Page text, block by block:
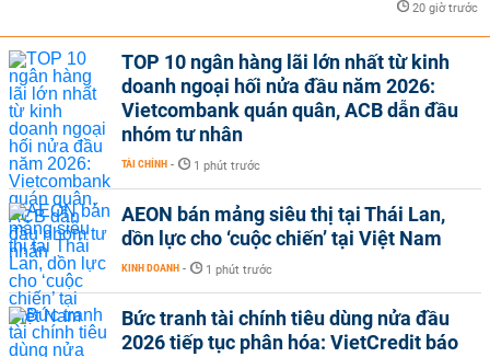
20 giờ trước
TOP 10 ngân hàng lãi lớn nhất từ kinh
doanh ngoại hối nửa đầu năm 2026:
Vietcombank quán quân, ACB dẫn đầu
nhóm tư nhân
TÀI CHÍNH - 1 phút trước
AEON bán mảng siêu thị tại Thái Lan,
dồn lực cho ‘cuộc chiến’ tại Việt Nam
KINH DOANH - 1 phút trước
Bức tranh tài chính tiêu dùng nửa đầu
2026 tiếp tục phân hóa: VietCredit báo